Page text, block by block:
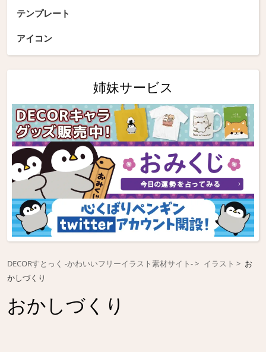
テンプレート
アイコン
姉妹サービス
DECORすとっく -かわいいフリーイラスト素材サイト- イラスト
お
かしづくり
おかしづくり